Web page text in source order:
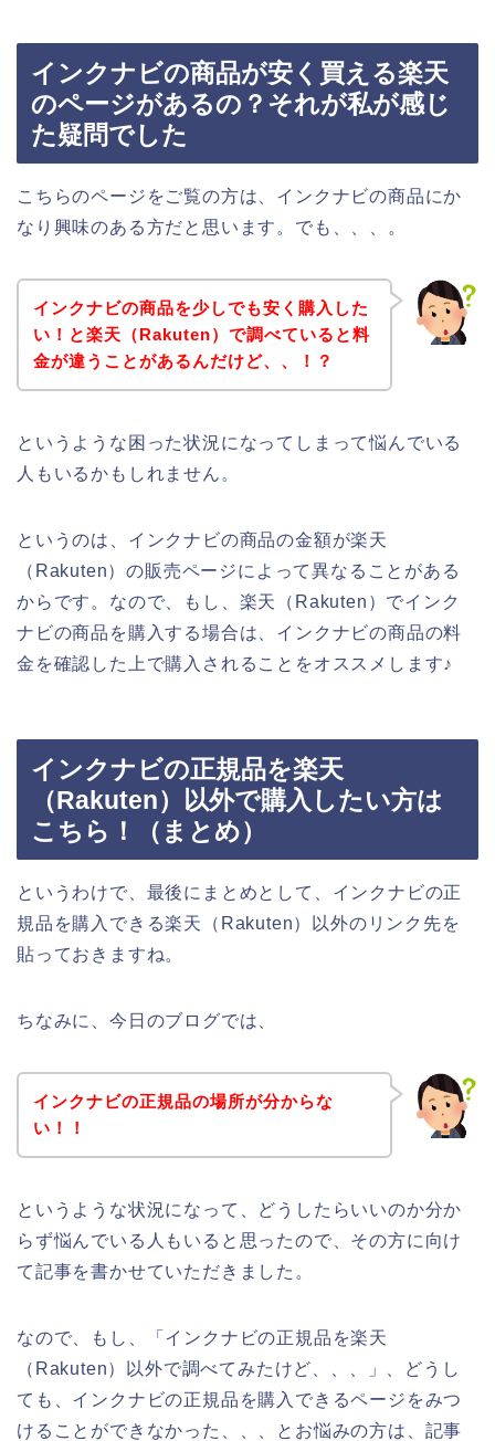
インクナビの商品が安く買える楽天
のページがあるの？それが私が感じ
た疑問でした
こちらのページをご覧の方は、インクナビの商品にか
なり興味のある方だと思います。でも、、、。
インクナビの商品を少しでも安く購入した
い！と楽天（Rakuten）で調べていると料
金が違うことがあるんだけど、、！？
というような困った状況になってしまって悩んでいる
人もいるかもしれません。
というのは、インクナビの商品の金額が楽天
（Rakuten）の販売ページによって異なることがある
からです。なので、もし、楽天（Rakuten）でインク
ナビの商品を購入する場合は、インクナビの商品の料
金を確認した上で購入されることをオススメします♪
インクナビの正規品を楽天
（Rakuten）以外で購入したい方は
こちら！（まとめ）
というわけで、最後にまとめとして、インクナビの正
規品を購入できる楽天（Rakuten）以外のリンク先を
貼っておきますね。
ちなみに、今日のブログでは、
インクナビの正規品の場所が分からな
い！！
というような状況になって、どうしたらいいのか分か
らず悩んでいる人もいると思ったので、その方に向け
て記事を書かせていただきました。
なので、もし、「インクナビの正規品を楽天
（Rakuten）以外で調べてみたけど、、、」、どうし
ても、インクナビの正規品を購入できるページをみつ
けることができなかった、、、とお悩みの方は、記事